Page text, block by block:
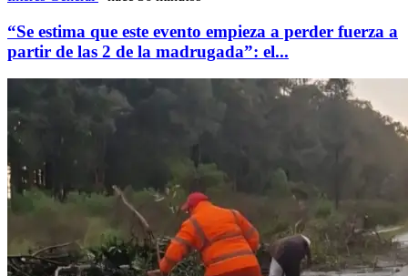
“Se estima que este evento empieza a perder fuerza a
partir de las 2 de la madrugada”: el...